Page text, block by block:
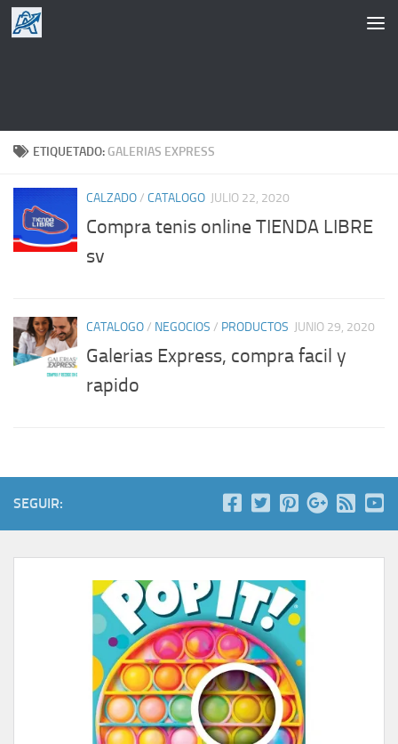
Saltar al contenido
ETIQUETADO: GALERIAS EXPRESS
CALZADO/ CATALOGO JULIO 22, 2020
Compra tenis online TIENDA LIBRE
sv
CATALOGO/ NEGOCIOS / PRODUCTOS JUNIO 29, 2020
Galerias Express, compra facil y
rapido
SEGUIR: